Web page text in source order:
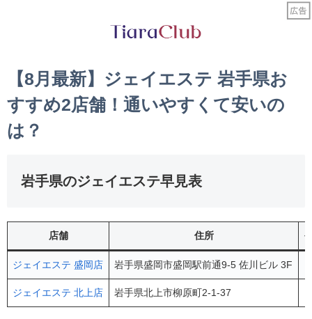
【8月最新】ジェイエステ 岩手県お
すすめ2店舗！通いやすくて安いの
は？
岩手県のジェイエステ早見表
店舗 住所
ジェイエステ 盛岡店 岩手県盛岡市盛岡駅前通9-5 佐川ビル 3F
ジェイエステ 北上店 岩手県北上市柳原町2-1-37